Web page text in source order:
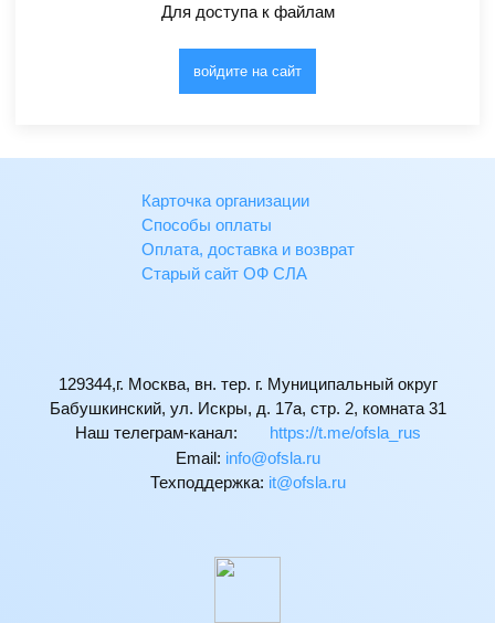
Для доступа к файлам
войдите на сайт
Карточка организации
Способы оплаты
Оплата, доставка и возврат
Старый сайт ОФ СЛА
129344,г. Москва, вн. тер. г. Муниципальный округ
Бабушкинский, ул. Искры, д. 17а, стр. 2, комната 31
Наш телеграм-канал:
https://t.me/ofsla_rus
Email: ur.alsfo@ofni
Техподдержка: ur.alsfo@ti